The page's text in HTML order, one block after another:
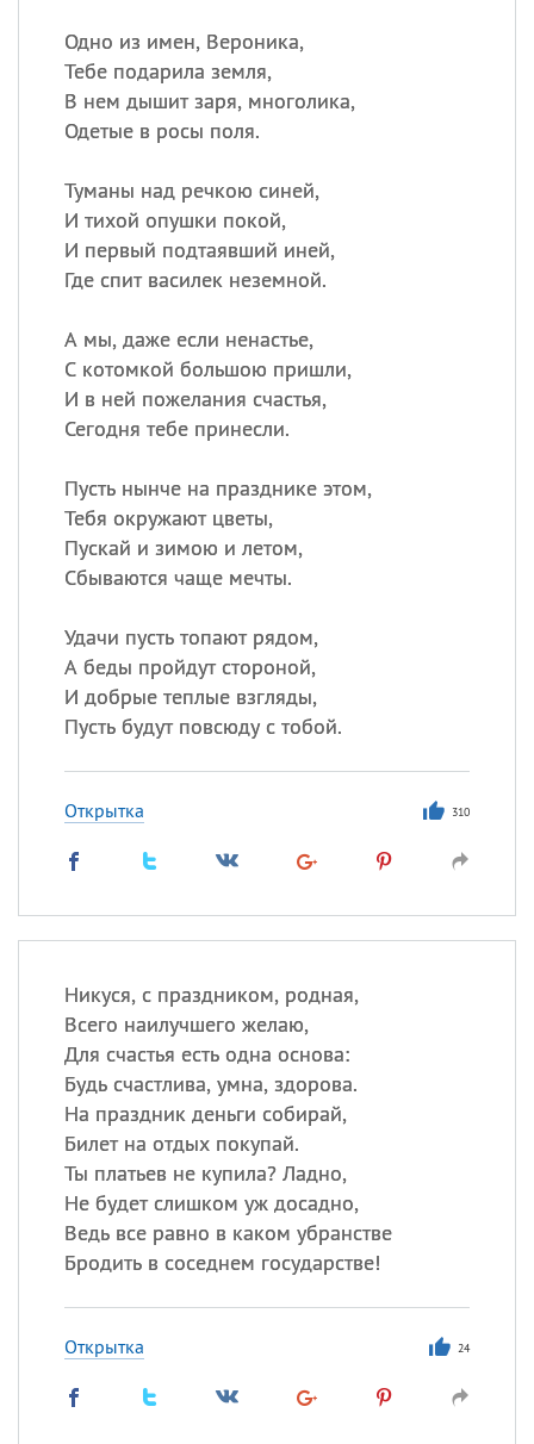
Одно из имен, Вероника,
Тебе подарила земля,
В нем дышит заря, многолика,
Одетые в росы поля.
Туманы над речкою синей,
И тихой опушки покой,
И первый подтаявший иней,
Где спит василек неземной.
А мы, даже если ненастье,
С котомкой большою пришли,
И в ней пожелания счастья,
Сегодня тебе принесли.
Пусть нынче на празднике этом,
Тебя окружают цветы,
Пускай и зимою и летом,
Сбываются чаще мечты.
Удачи пусть топают рядом,
А беды пройдут стороной,
И добрые теплые взгляды,
Пусть будут повсюду с тобой.
Открытка 310
Никуся, с праздником, родная,
Всего наилучшего желаю,
Для счастья есть одна основа:
Будь счастлива, умна, здорова.
На праздник деньги собирай,
Билет на отдых покупай.
Ты платьев не купила? Ладно,
Не будет слишком уж досадно,
Ведь все равно в каком убранстве
Бродить в соседнем государстве!
Открытка 24